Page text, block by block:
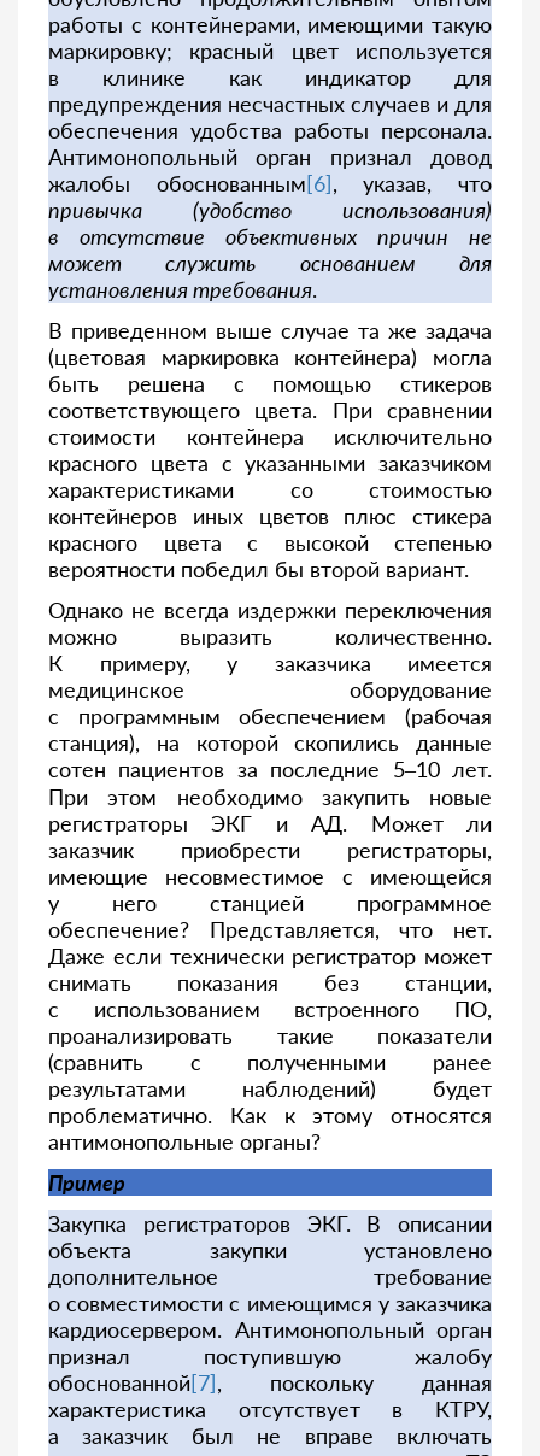
работы с контейнерами, имеющими такую
маркировку; красный цвет используется
в клинике как индикатор для
предупреждения несчастных случаев и для
обеспечения удобства работы персонала.
Антимонопольный орган признал довод
жалобы обоснованным[6], указав, что
привычка (удобство использования)
в отсутствие объективных причин не
может служить основанием для
установления требования.
В приведенном выше случае та же задача
(цветовая маркировка контейнера) могла
быть решена с помощью стикеров
соответствующего цвета. При сравнении
стоимости контейнера исключительно
красного цвета с указанными заказчиком
характеристиками со стоимостью
контейнеров иных цветов плюс стикера
красного цвета с высокой степенью
вероятности победил бы второй вариант.
Однако не всегда издержки переключения
можно выразить количественно.
К примеру, у заказчика имеется
медицинское оборудование
с программным обеспечением (рабочая
станция), на которой скопились данные
сотен пациентов за последние 5–10 лет.
При этом необходимо закупить новые
регистраторы ЭКГ и АД. Может ли
заказчик приобрести регистраторы,
имеющие несовместимое с имеющейся
у него станцией программное
обеспечение? Представляется, что нет.
Даже если технически регистратор может
снимать показания без станции,
с использованием встроенного ПО,
проанализировать такие показатели
(сравнить с полученными ранее
результатами наблюдений) будет
проблематично. Как к этому относятся
антимонопольные органы?
Пример
Закупка регистраторов ЭКГ. В описании
объекта закупки установлено
дополнительное требование
о совместимости с имеющимся у заказчика
кардиосервером. Антимонопольный орган
признал поступившую жалобу
обоснованной[7], поскольку данная
характеристика отсутствует в КТРУ,
а заказчик был не вправе включать